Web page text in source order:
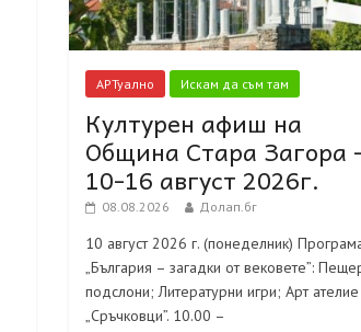
АРТуално Искам да съм там
Културен афиш на
Община Стара Загора
10-16 август 2026г.
08.08.2026 Долап.бг
10 август 2026 г. (понеделник)
„България – загадки от вековете”:
подслони; Литературни игри; Арт ателие
„Сръчковци”. 10.00 –